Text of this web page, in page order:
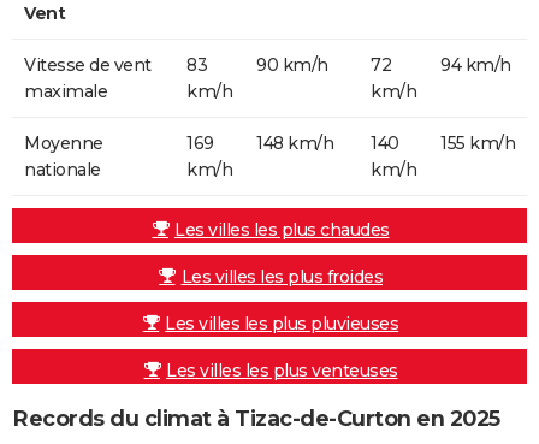
Vent
Vitesse de vent
maximale
83
km/h
90 km/h
72
km/h
94 km/h
Moyenne
nationale
169
km/h
148 km/h
140
km/h
155 km/h
Les villes les plus chaudes
Les villes les plus froides
Les villes les plus pluvieuses
Les villes les plus venteuses
Records du climat à Tizac-de-Curton en 2025